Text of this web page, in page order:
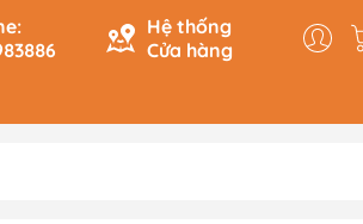
Hệ thống
Cửa hàng